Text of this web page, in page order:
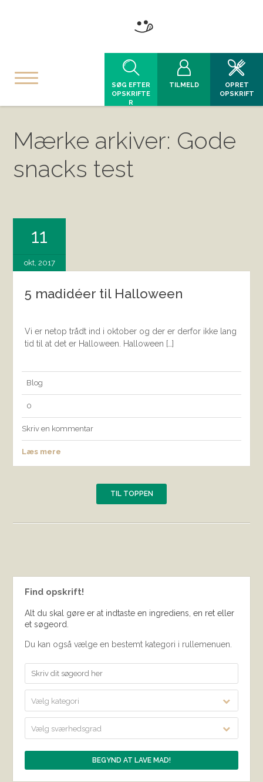
SØG EFTER
OPSKRIFTE
R
TILMELD
OPRET
OPSKRIFT
Mærke arkiver: Gode
snacks test
11
okt, 2017
5 madidéer til Halloween
Vi er netop trådt ind i oktober og der er derfor ikke lang
tid til at det er Halloween. Halloween […]
Blog
0
Skriv en kommentar
Læs mere
TIL TOPPEN
Find opskrift!
Alt du skal gøre er at indtaste en ingrediens, en ret eller
et søgeord.
Du kan også vælge en bestemt kategori i rullemenuen.
Vælg kategori
Vælg sværhedsgrad